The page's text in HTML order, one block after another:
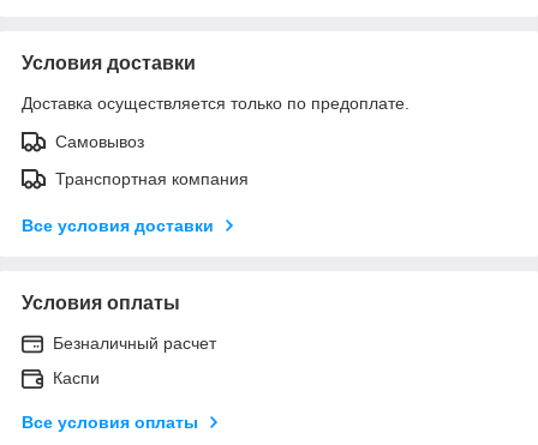
Условия доставки
Доставка осуществляется только по предоплате.
Самовывоз
Транспортная компания
Все условия доставки
Условия оплаты
Безналичный расчет
Каспи
Все условия оплаты